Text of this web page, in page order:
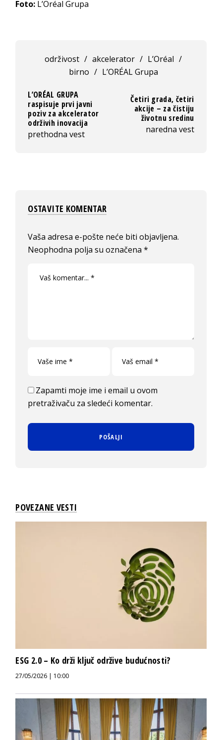
Foto: L’Oréal Grupa
održivost / akcelerator / L’Oréal /
birno / L’ORÉAL Grupa
L’ORÉAL GRUPA
raspisuje prvi javni
poziv za akcelerator
održivih inovacija
prethodna vest
Četiri grada, četiri
akcije – za čistiju
životnu sredinu
naredna vest
OSTAVITE KOMENTAR
Vaša adresa e-pošte neće biti objavljena.
Neophodna polja su označena*
Zapamti moje ime i email u ovom
pretraživaču za sledeći komentar.
POVEZANE VESTI
ESG 2.0 – Ko drži ključ održive budućnosti?
27/05/2026 | 10:00